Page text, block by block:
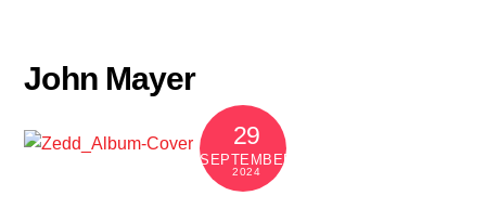
John Mayer
29
SEPTEMBER
2024